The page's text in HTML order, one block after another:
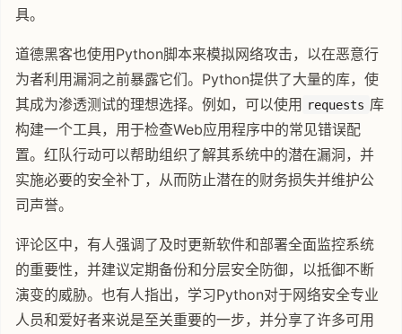
具。
道德黑客也使用Python脚本来模拟网络攻击，以在恶意行
为者利用漏洞之前暴露它们。Python提供了大量的库，使
其成为渗透测试的理想选择。例如，可以使用 requests 库
构建一个工具，用于检查Web应用程序中的常见错误配
置。红队行动可以帮助组织了解其系统中的潜在漏洞，并
实施必要的安全补丁，从而防止潜在的财务损失并维护公
司声誉。
评论区中，有人强调了及时更新软件和部署全面监控系统
的重要性，并建议定期备份和分层安全防御，以抵御不断
演变的威胁。也有人指出，学习Python对于网络安全专业
人员和爱好者来说是至关重要的一步，并分享了许多可用